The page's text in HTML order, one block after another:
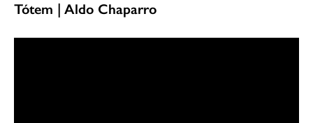
Tótem | Aldo Chaparro